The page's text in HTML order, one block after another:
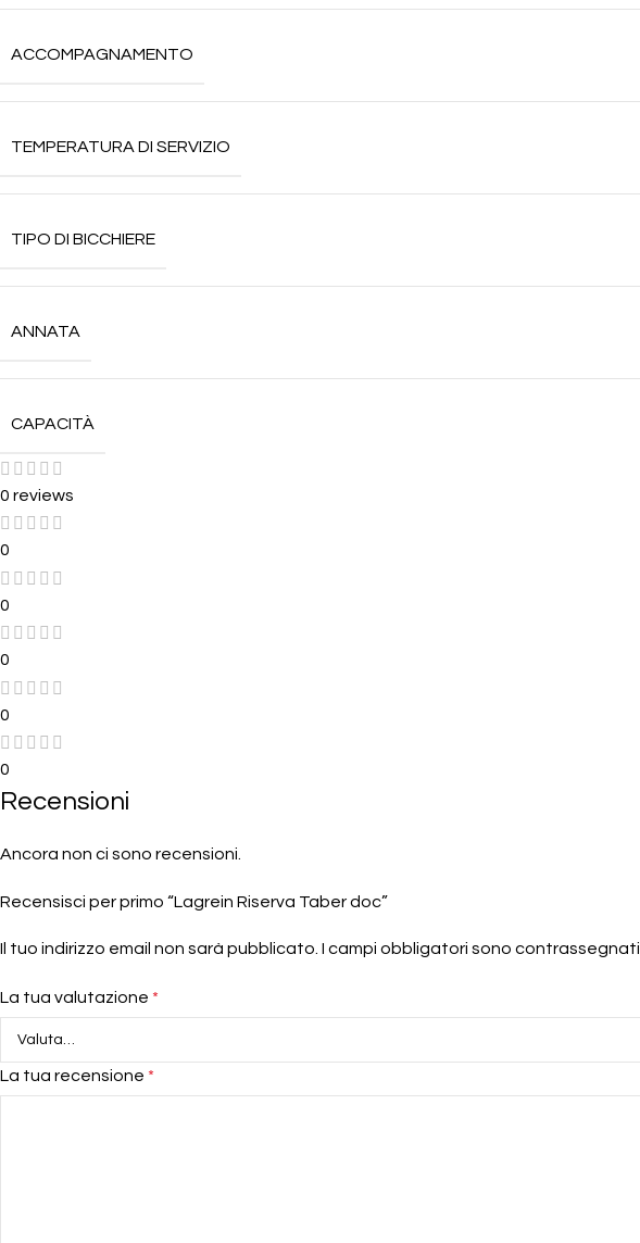
ACCOMPAGNAMENTO
TEMPERATURA DI SERVIZIO
TIPO DI BICCHIERE
ANNATA
CAPACITÀ
0 reviews
0
0
0
0
0
Recensioni
Ancora non ci sono recensioni.
Recensisci per primo “Lagrein Riserva Taber doc”
Il tuo indirizzo email non sarà pubblicato. I campi obbligatori sono contrassegnati
La tua valutazione *
La tua recensione *